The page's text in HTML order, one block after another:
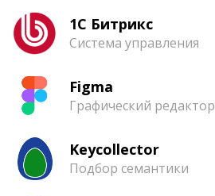
1С Битрикс
Система управления
Figma
Графический редактор
Keycollector
Подбор семантики